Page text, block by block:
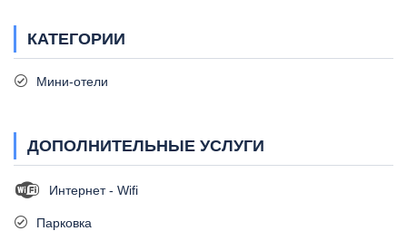
КАТЕГОРИИ
Мини-отели
ДОПОЛНИТЕЛЬНЫЕ УСЛУГИ
Интернет - Wifi
Парковка